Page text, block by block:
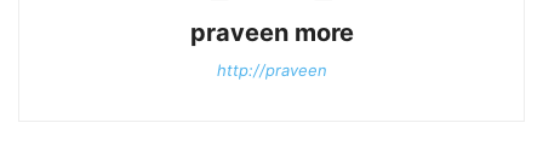
praveen more
http://praveen